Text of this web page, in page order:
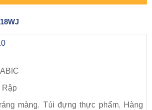
Rập
màng, Túi đựng thực phẩm, Hàng